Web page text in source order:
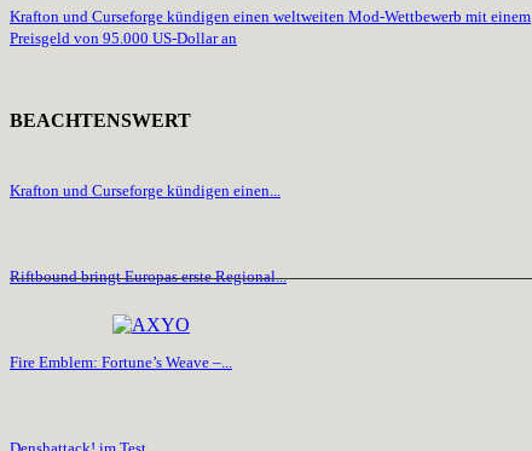
Krafton und Curseforge kündigen einen weltweiten Mod-Wettbewerb mit einem
Preisgeld von 95.000 US-Dollar an
BEACHTENSWERT
Krafton und Curseforge kündigen einen...
Riftbound bringt Europas erste Regional...
Fire Emblem: Fortune’s Weave –...